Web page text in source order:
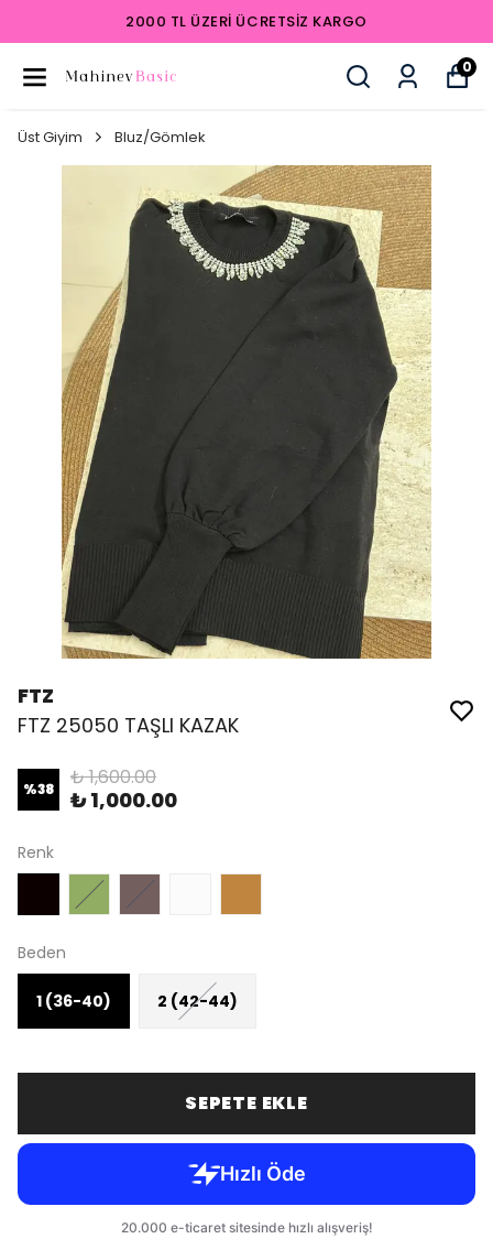
2000 TL ÜZERI ÜCRETSIZ KARGO
0
Üst Giyim Bluz/Gömlek
FTZ
FTZ 25050 TAŞLI KAZAK
%38 ₺ 1,600.00
₺ 1,000.00
Renk
Beden
1 (36-40) 2 (42-44)
SEPETE EKLE